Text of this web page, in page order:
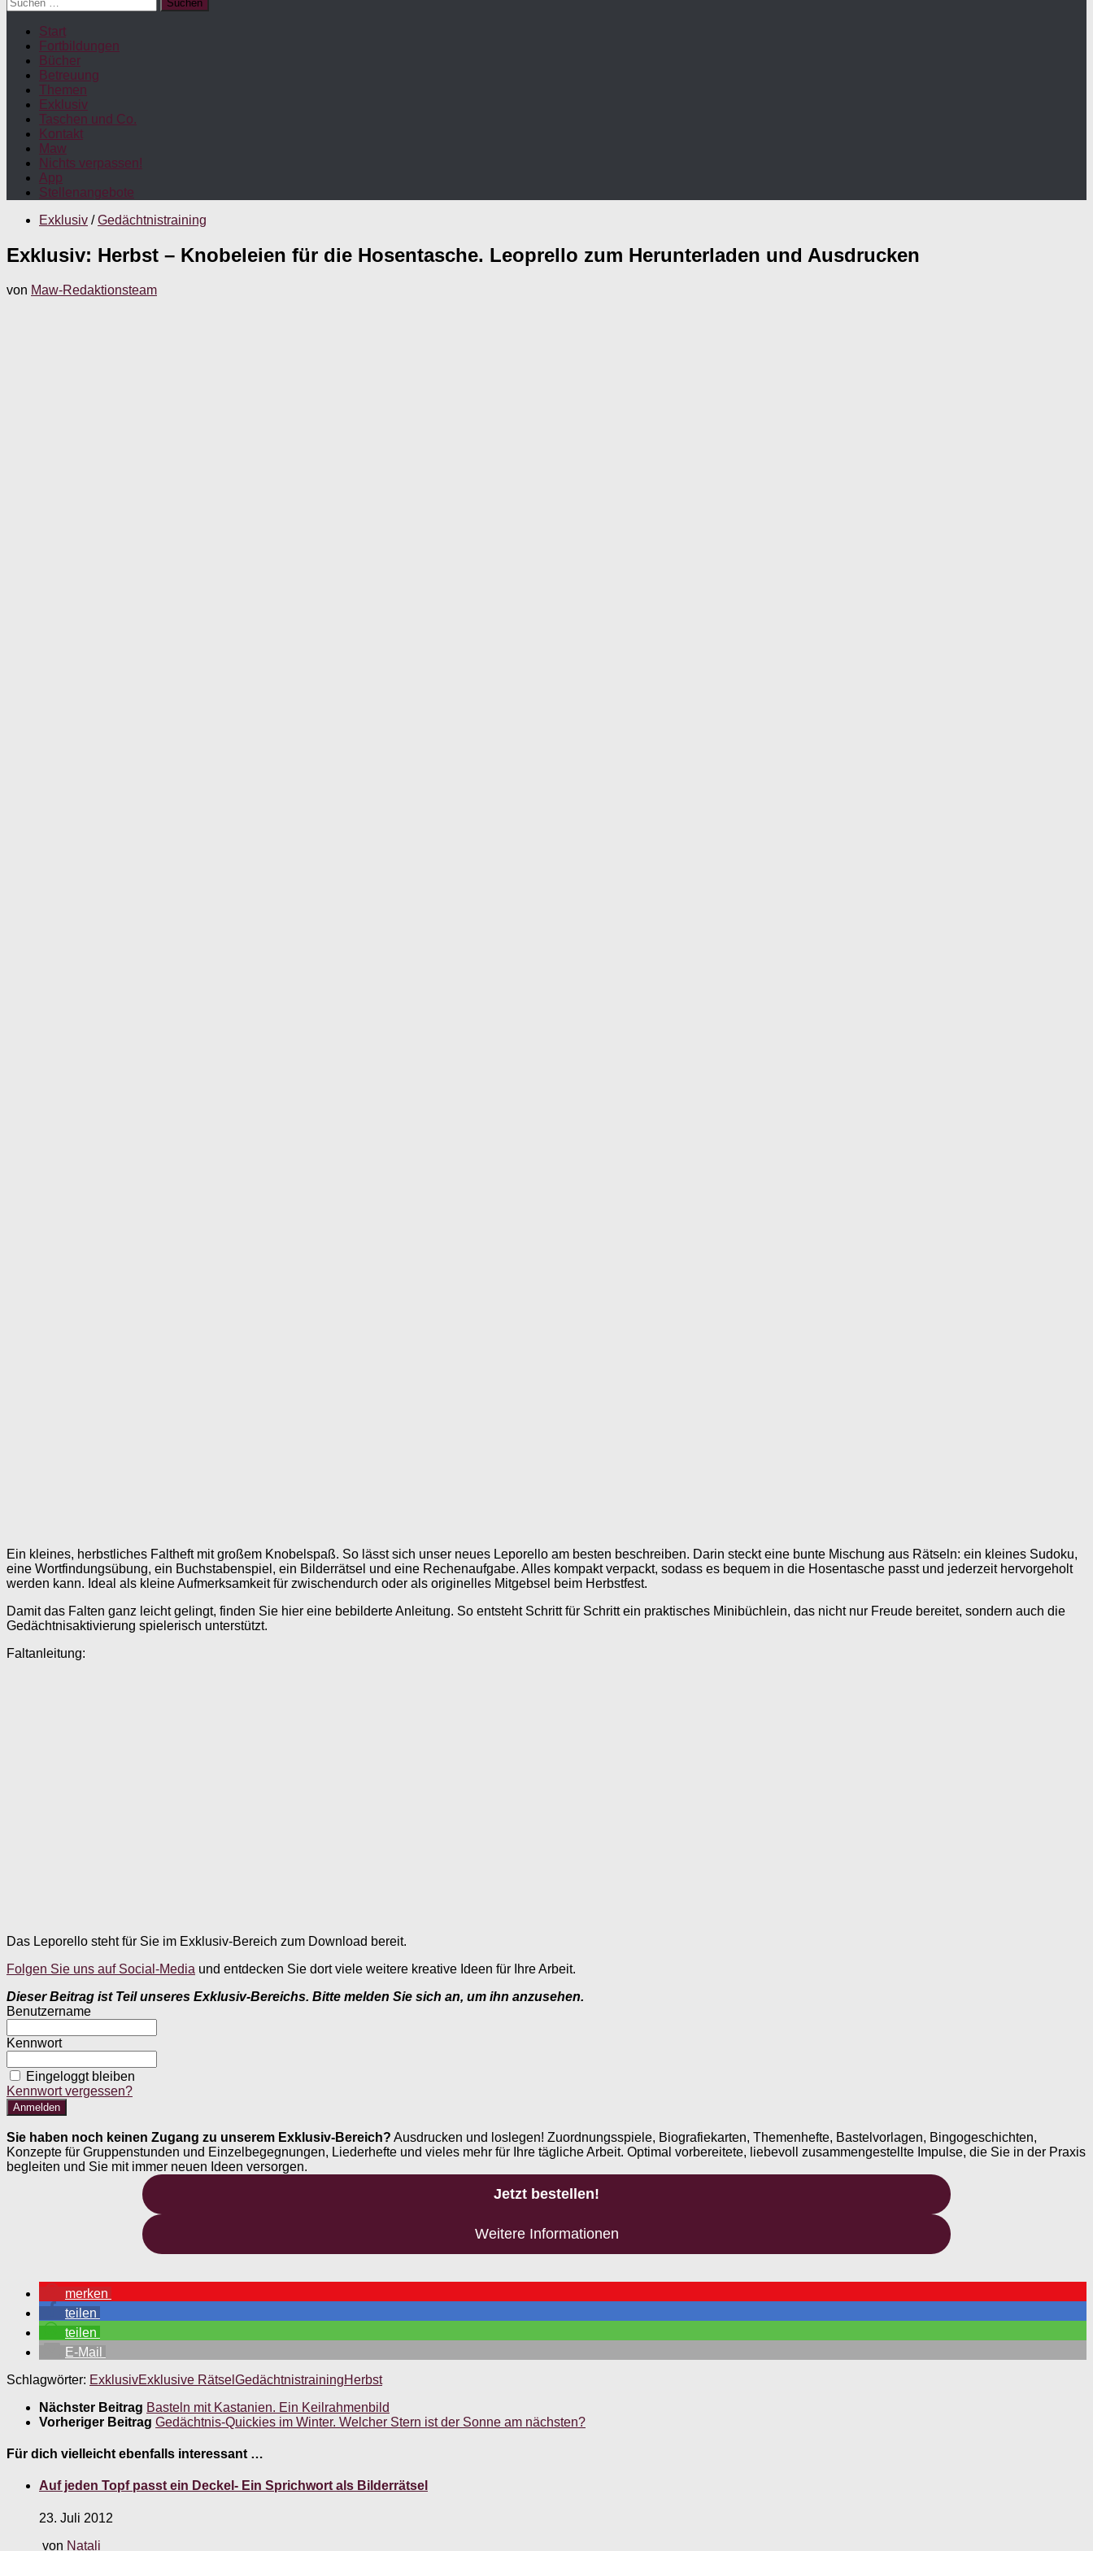
nach:
Start
Fortbildungen
Bücher
Betreuung
Themen
Exklusiv
Taschen und Co.
Kontakt
Maw
Nichts verpassen!
App
Stellenangebote
Exklusiv / Gedächtnistraining
Exklusiv: Herbst – Knobeleien für die Hosentasche. Leoprello zum Herunterladen und Ausdrucken
von Maw-Redaktionsteam
Ein kleines, herbstliches Faltheft mit großem Knobelspaß. So lässt sich unser neues Leporello am besten beschreiben. Darin steckt eine bunte Mischung aus Rätseln: ein kleines Sudoku,
eine Wortfindungsübung, ein Buchstabenspiel, ein Bilderrätsel und eine Rechenaufgabe. Alles kompakt verpackt, sodass es bequem in die Hosentasche passt und jederzeit hervorgeholt
werden kann. Ideal als kleine Aufmerksamkeit für zwischendurch oder als originelles Mitgebsel beim Herbstfest.
Damit das Falten ganz leicht gelingt, finden Sie hier eine bebilderte Anleitung. So entsteht Schritt für Schritt ein praktisches Minibüchlein, das nicht nur Freude bereitet, sondern auch die
Gedächtnisaktivierung spielerisch unterstützt.
Faltanleitung:
Das Leporello steht für Sie im Exklusiv-Bereich zum Download bereit.
Folgen Sie uns auf Social-Media und entdecken Sie dort viele weitere kreative Ideen für Ihre Arbeit.
Dieser Beitrag ist Teil unseres Exklusiv-Bereichs. Bitte melden Sie sich an, um ihn anzusehen.
Benutzername
Kennwort
Eingeloggt bleiben
Kennwort vergessen?
Sie haben noch keinen Zugang zu unserem Exklusiv-Bereich? Ausdrucken und loslegen! Zuordnungsspiele, Biografiekarten, Themenhefte, Bastelvorlagen, Bingogeschichten,
Konzepte für Gruppenstunden und Einzelbegegnungen, Liederhefte und vieles mehr für Ihre tägliche Arbeit. Optimal vorbereitete, liebevoll zusammengestellte Impulse, die Sie in der Praxis
begleiten und Sie mit immer neuen Ideen versorgen.
Jetzt bestellen!
Weitere Informationen
merken
teilen
teilen
E-Mail
Schlagwörter: ExklusivExklusive Rätsel GedächtnistrainingHerbst
Nächster Beitrag Basteln mit Kastanien. Ein Keilrahmenbild
Vorheriger Beitrag Gedächtnis-Quickies im Winter. Welcher Stern ist der Sonne am nächsten?
Für dich vielleicht ebenfalls interessant …
Auf jeden Topf passt ein Deckel- Ein Sprichwort als Bilderrätsel
23. Juli 2012
von Natali